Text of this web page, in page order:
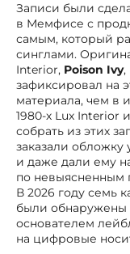
Записи были
в Мемфисе с
самым, который
синглами.
Interior, Poison Ivy,
зафиксировал на
материала, чем в
1980-х Lux Interior
собрать из этих
заказали
и даже дали ему
по невыясненным
В 2026 году семь
были обнаружены
основателем
на цифровые